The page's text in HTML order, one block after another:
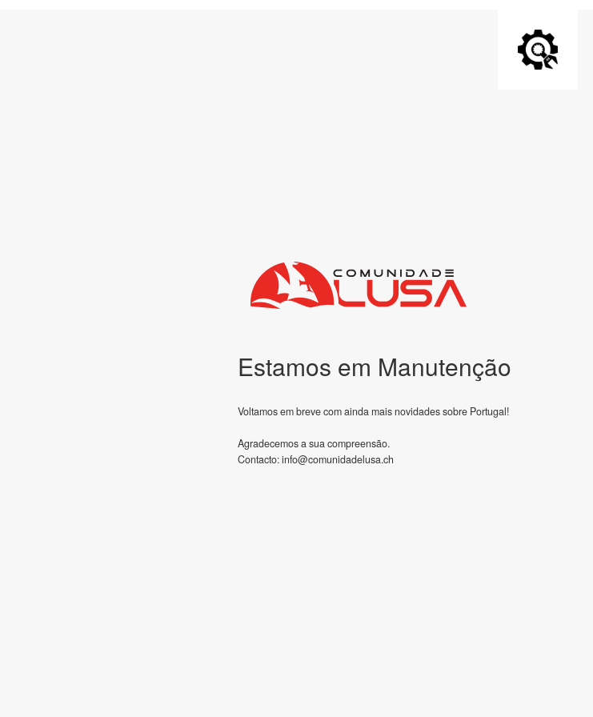
Estamos em Manutenção
Voltamos em breve com ainda mais novidades sobre Portugal!
Agradecemos a sua compreensão.
Contacto:info@comunidadelusa.ch